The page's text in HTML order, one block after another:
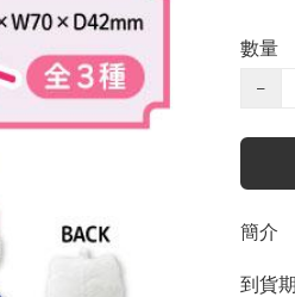
數量
−
簡介
到貨